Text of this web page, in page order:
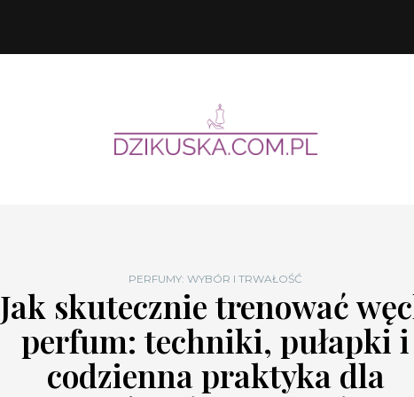
PERFUMY: WYBÓR I TRWAŁOŚĆ
Jak skutecznie trenować
perfum: techniki, pułapki i
codzienna praktyka dla